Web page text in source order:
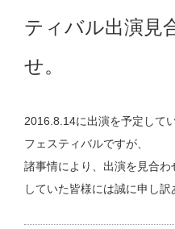
ティバル出演見
せ。
2016.8.14に出演を予定して
フェスティバルですが、
諸事情により、出演を見合
していた皆様には誠に申し訳